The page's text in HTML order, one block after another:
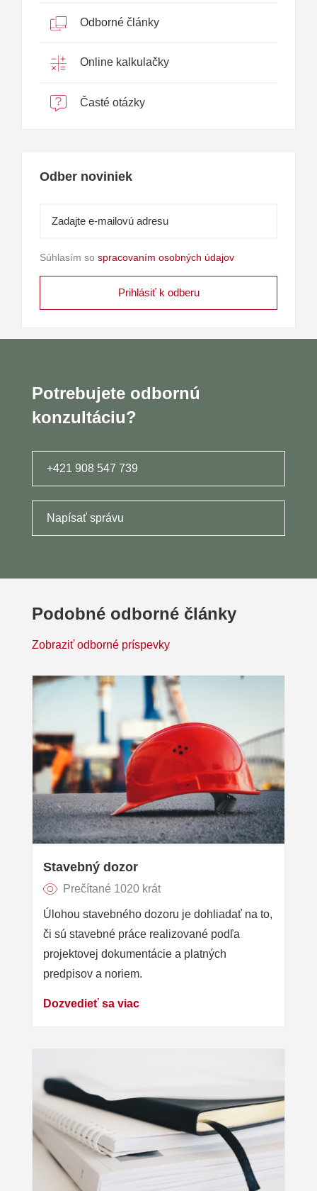
Odborné články
Online kalkulačky
Časté otázky
Odber noviniek
Súhlasím so spracovaním osobných údajov
Potrebujete odbornú
konzultáciu?
+421 908 547 739
Napísať správu
Podobné odborné články
Zobraziť odborné príspevky
Stavebný dozor
Prečítané 1020 krát
Úlohou stavebného dozoru je dohliadať na to,
či sú stavebné práce realizované podľa
projektovej dokumentácie a platných
predpisov a noriem.
Dozvedieť sa viac